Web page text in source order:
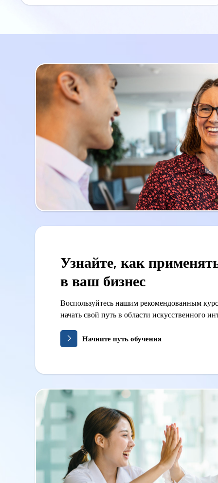
Узнайте, как
в ваш бизнес
Воспользуйтесь нашим рекомендованным
начать свой путь в области искусственного
Начните путь обучения